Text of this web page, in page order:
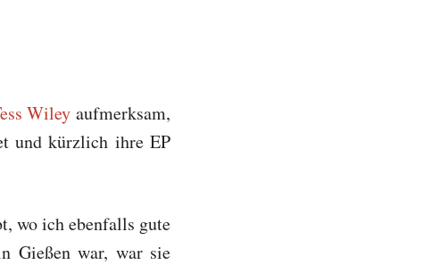
Wiley aufmerksam,
und kürzlich ihre EP
wo ich ebenfalls gute
Gießen war, war sie